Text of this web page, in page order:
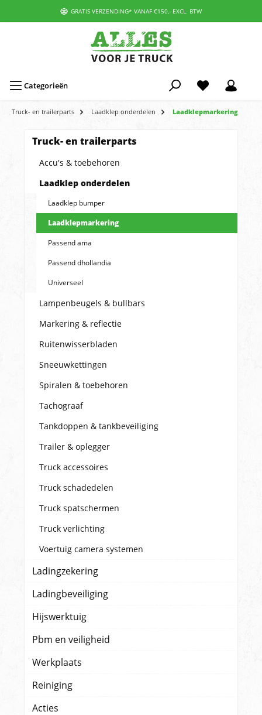
GRATIS VERZENDING* VANAF €150,- EXCL. BTW
Categorieën
Truck- en trailerparts Laadklep onderdelen Laadklepmarkering
Truck- en trailerparts
Accu's & toebehoren
Laadklep onderdelen
Laadklep bumper
Laadklepmarkering
Passend ama
Passend dhollandia
Universeel
Lampenbeugels & bullbars
Markering & reflectie
Ruitenwisserbladen
Sneeuwkettingen
Spiralen & toebehoren
Tachograaf
Tankdoppen & tankbeveiliging
Trailer & oplegger
Truck accessoires
Truck schadedelen
Truck spatschermen
Truck verlichting
Voertuig camera systemen
Ladingzekering
Ladingbeveiliging
Hijswerktuig
Pbm en veiligheid
Werkplaats
Reiniging
Acties